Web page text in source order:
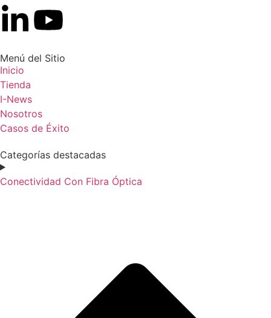
Menú del Sitio
Inicio
Tienda
I-News
Nosotros
Casos de Éxito
Categorías destacadas
Conectividad Con Fibra Óptica